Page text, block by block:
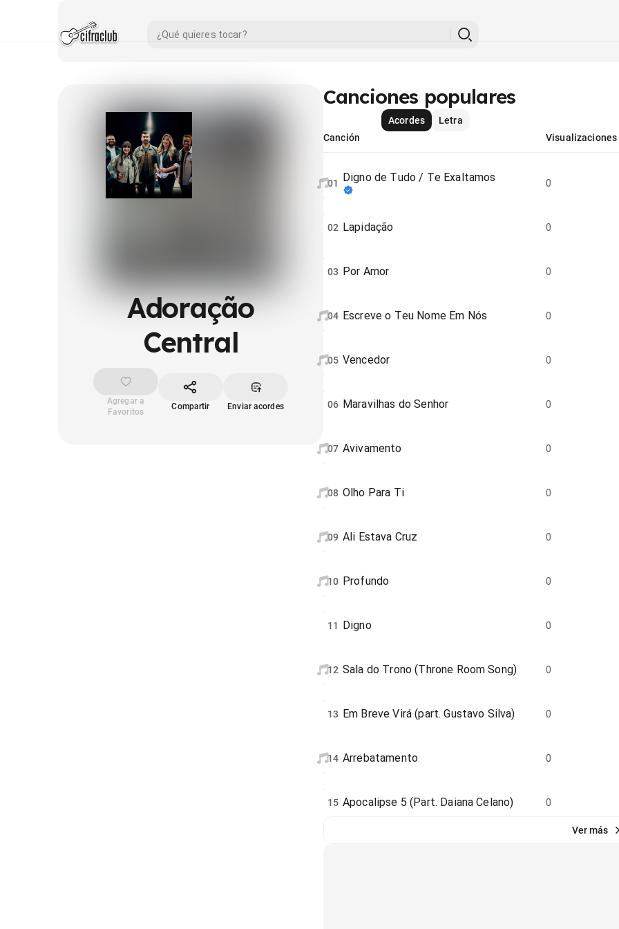
Adoração
Central
Agregar a
Favoritos
Compartir Enviar acordes
Canciones populares
Acordes
Letra
Canción
Visualizaciones
01 Digno de Tudo / Te Exaltamos 0
02 Lapidação 0
03 Por Amor 0
04 Escreve o Teu Nome Em Nós 0
05 Vencedor 0
06 Maravilhas do Senhor 0
07 Avivamento 0
08 Olho Para Ti 0
09 Ali Estava Cruz 0
10 Profundo 0
11 Digno 0
12 Sala do Trono (Throne Room Song) 0
13 Em Breve Virá (part. Gustavo Silva) 0
14 Arrebatamento 0
15 Apocalipse 5 (Part. Daiana Celano) 0
Ver más